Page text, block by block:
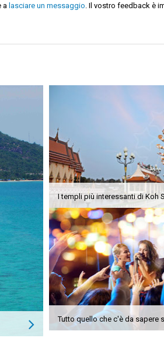
a lasciare un messaggio . Il vostro feedback è
I templi più interessanti di Koh